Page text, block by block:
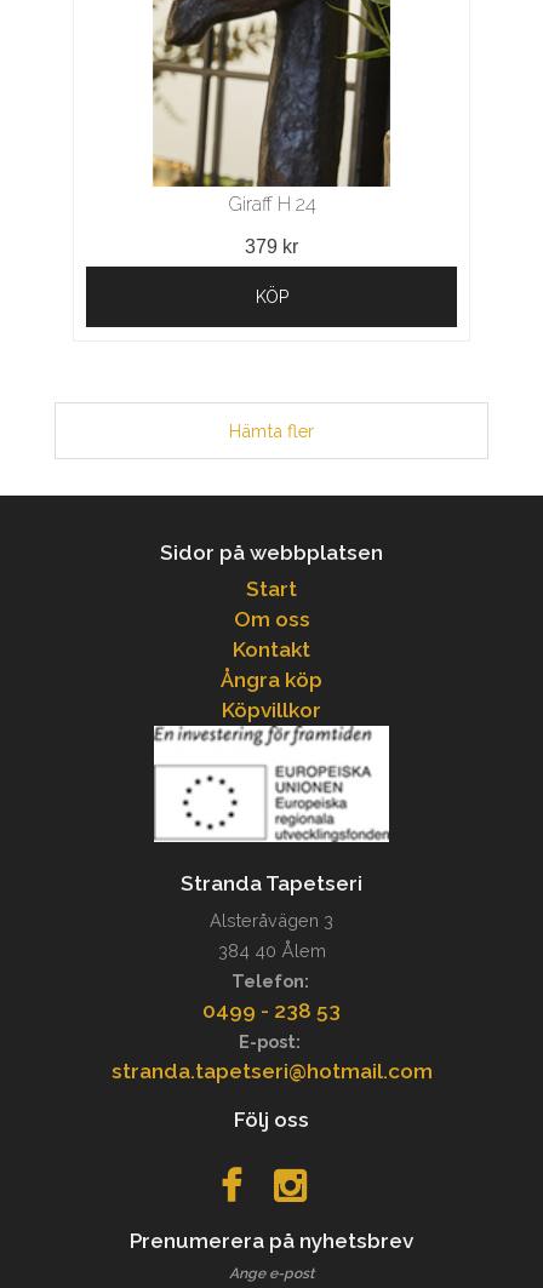
Giraff H 24
379 kr
KÖP
Hämta fler
Sidor på webbplatsen
Start
Om oss
Kontakt
Ångra köp
Köpvillkor
Stranda Tapetseri
Alsteråvägen 3
384 40 Ålem
Telefon:
0499 - 238 53
E-post:
stranda.tapetseri@hotmail.com
Följ oss
Prenumerera på nyhetsbrev
Ange e-post